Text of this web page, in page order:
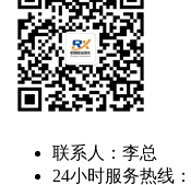
联系人：李总
24小时服务热线